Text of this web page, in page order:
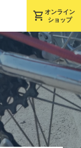
shopping_cart オンライン
ショップ